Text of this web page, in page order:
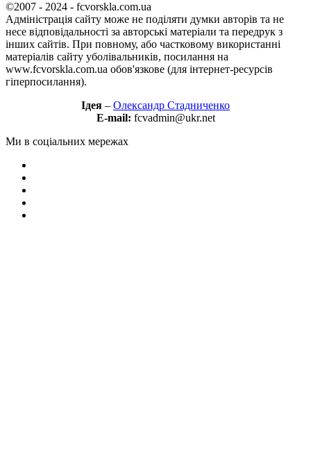
©2007 - 2024 - fcvorskla.com.ua
Адміністрація сайту може не поділяти думки авторів та не
несе відповідальності за авторські матеріали та передрук з
інших сайтів. При повному, або частковому використанні
матеріалів сайту уболівальників, посилання на
www.fcvorskla.com.ua обов'язкове (для інтернет-ресурсів
гіперпосилання).
Ідея – Олександр Стадниченко
E-mail: fcvadmin@ukr.net
Ми в соціальних мережах